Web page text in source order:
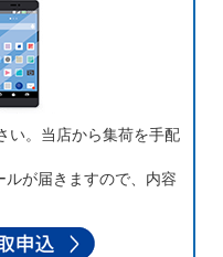
い。当店から集荷を手配
が届きますので、内容